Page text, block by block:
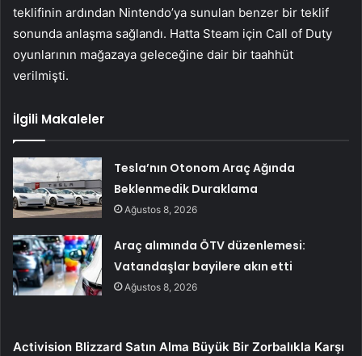
teklifinin ardından Nintendo’ya sunulan benzer bir teklif
sonunda anlaşma sağlandı. Hatta Steam için Call of Duty
oyunlarının mağazaya geleceğine dair bir taahhüt
verilmişti.
İlgili Makaleler
Tesla’nın Otonom Araç Ağında
Beklenmedik Duraklama
Ağustos 8, 2026
Araç alımında ÖTV düzenlemesi:
Vatandaşlar bayilere akın etti
Ağustos 8, 2026
Activision Blizzard Satın Alma Büyük Bir Zorbalıkla Karşı